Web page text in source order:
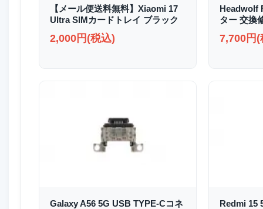
【メール便送料無料】Xiaomi 17
Ultra SIMカードトレイ ブラック
2,000円(税込)
Headwolf
ター 交換
7,700円(
Galaxy A56 5G USB TYPE-Cコネ
Redmi 15